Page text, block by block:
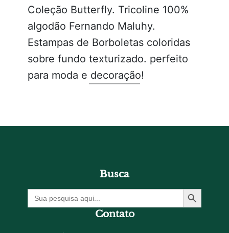
Coleção Butterfly. Tricoline 100%
algodão Fernando Maluhy.
Estampas de Borboletas coloridas
sobre fundo texturizado. perfeito
para moda e decoração!
Busca
Procurar
por:
Botão De Pesquisa
Contato